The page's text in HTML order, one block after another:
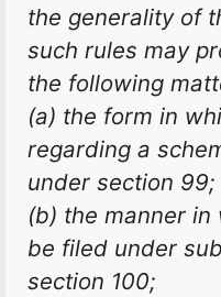
the generality of
such rules may
the following
(a) the form in
regarding a
under section 99;
(b) the manner
be filed under
section 100;